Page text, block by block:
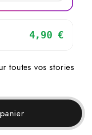
4,90 €
toutes vos stories